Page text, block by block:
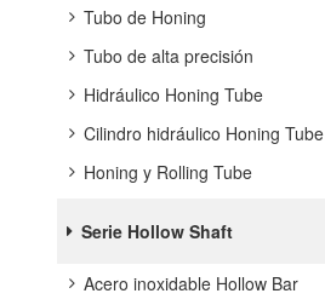
Tubo de Honing
Tubo de alta precisión
Hidráulico Honing Tube
Cilindro hidráulico Honing Tube
Honing y Rolling Tube
Serie Hollow Shaft
Acero inoxidable Hollow Bar